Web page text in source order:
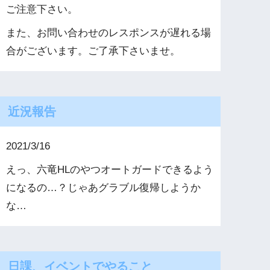
ご注意下さい。
また、お問い合わせのレスポンスが遅れる場
合がございます。ご了承下さいませ。
近況報告
2021/3/16
えっ、六竜HLのやつオートガードできるよう
になるの…？じゃあグラブル復帰しようか
な…
日課、イベントでやること